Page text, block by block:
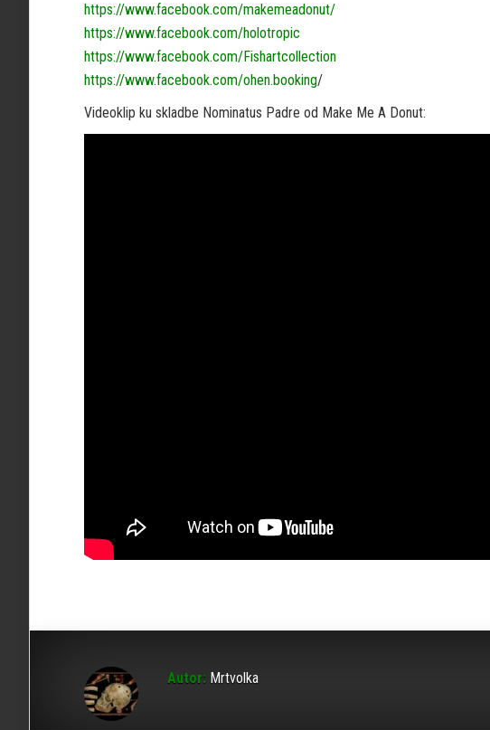
https://www.facebook.com/makemeadonut/
https://www.facebook.com/holotropic
https://www.facebook.com/Fishartcollection
https://www.facebook.com/ohen.booking/
Videoklip ku skladbe Nominatus Padre od Make Me A Donut:
Autor: Mrtvolka